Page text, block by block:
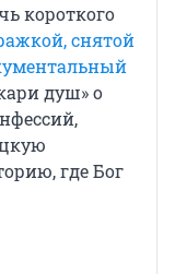
короткого
снятой
душ» о
где Бог